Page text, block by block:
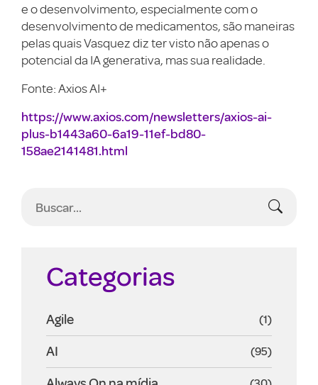
e o desenvolvimento, especialmente com o
desenvolvimento de medicamentos, são maneiras
pelas quais Vasquez diz ter visto não apenas o
potencial da IA generativa, mas sua realidade.
Fonte: Axios AI+
https://www.axios.com/newsletters/axios-ai-
plus-b1443a60-6a19-11ef-bd80-
158ae2141481.html
Categorias
Agile (1)
AI (95)